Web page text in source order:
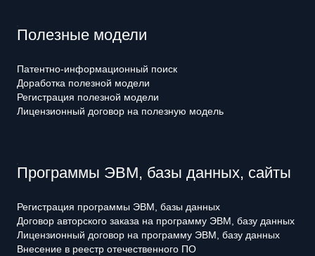
Полезные модели
Патентно-информационный поиск
Доработка полезной модели
Регистрация полезной модели
Лицензионный договор на полезную модель
Программы ЭВМ, базы данных, сайты
Регистрация программы ЭВМ, базы данных
Договор авторского заказа на программу ЭВМ, базу данных
Лицензионный договор на программу ЭВМ, базу данных
Внесение в реестр отечественного ПО